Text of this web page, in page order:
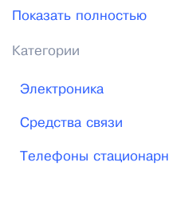
производимых
Можно найти модель
потребность. А если
Показать полностью
Категории
Электроника
Средства связи
Телефоны